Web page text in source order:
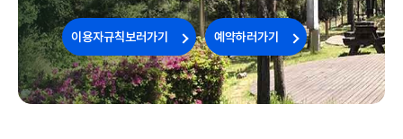
이용자규칙보러가기 예약하러가기